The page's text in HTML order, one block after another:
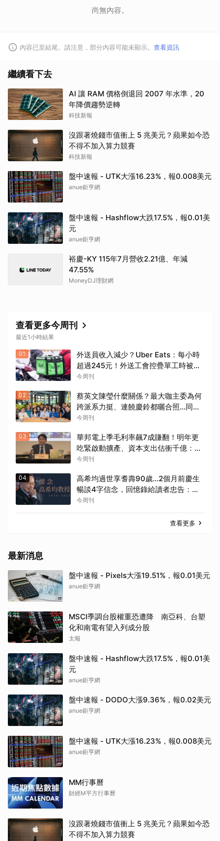
尚無內容。
內容已至結尾。請注意，部分內容可能未顯示。 查看資訊
繼續看下去
AI 讓 RAM 價格倒退回 2007 年水準，20
年降價趨勢逆轉
科技新報
沒跟著燒錢市值衝上 5 兆美元？蘋果如今恐
不得不加入算力競賽
科技新報
盤中速報 - UTK大漲16.23%，報0.008美元
anue鉅亨網
盤中速報 - Hashflow大跌17.5%，報0.01美
元
anue鉅亨網
裕慶-KY 115年7月營收2.21億、年減
47.55%
MoneyDJ理財網
查看更多今周刊
最近1小時結果
01
外送員收入減少？Uber Eats：每小時
超過245元！外送工會控疊單工時被砍
半，勞動部認違法：按人處罰每案2萬
今周刊
02
蔡英文陳瑩什麼關係？最大咖主委為何
跨派系力挺、連饒慶鈴都曬合照...同場
背後藏政壇合作內幕？
今周刊
03
華邦電上季毛利率飆7成賺翻！明年更
吃緊啟動擴產、資本支出估衝千億：黃
仁勳若想到，早入主記憶體廠
今周刊
04
高希均過世享耆壽90歲…2個月前慶生
暢談4字信念，回憶錄給讀者忠告：自
求多福、一切靠自己爭氣
今周刊
查看更多
最新消息
盤中速報 - Pixels大漲19.51%，報0.01美元
anue鉅亨網
MSCI季調台股權重恐遭降 南亞科、台塑
化和南電有望入列成分股
太報
盤中速報 - Hashflow大跌17.5%，報0.01美
元
anue鉅亨網
盤中速報 - DODO大漲9.36%，報0.02美元
anue鉅亨網
盤中速報 - UTK大漲16.23%，報0.008美元
anue鉅亨網
MM行事曆
財經M平方行事曆
沒跟著燒錢市值衝上 5 兆美元？蘋果如今恐
不得不加入算力競賽